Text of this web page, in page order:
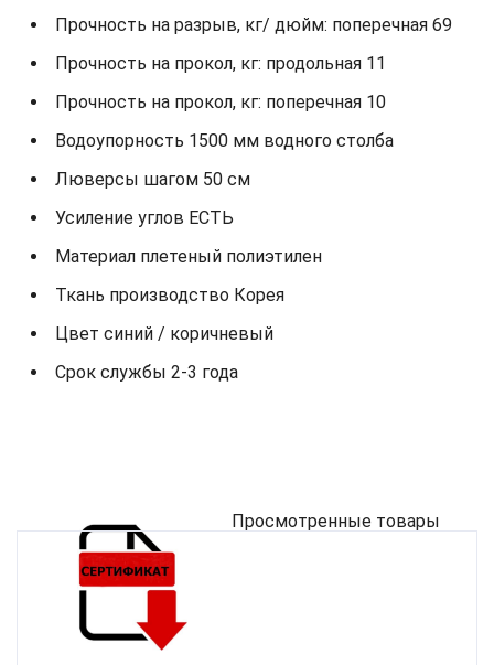
Прочность на разрыв, кг/ дюйм: поперечная 69
Прочность на прокол, кг: продольная 11
Прочность на прокол, кг: поперечная 10
Водоупорность 1500 мм водного столба
Люверсы шагом 50 см
Усиление углов ЕСТЬ
Материал плетеный полиэтилен
Ткань производство Корея
Цвет синий / коричневый
Срок службы 2-3 года
Просмотренные товары